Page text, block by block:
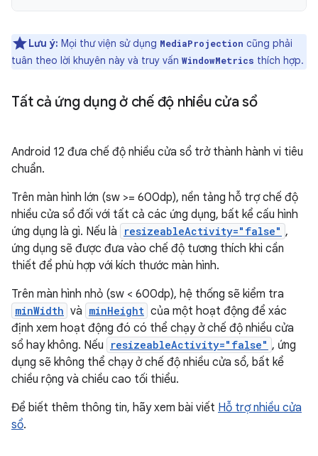
Lưu ý: Mọi thư viện sử dụng MediaProjection cũng phải
tuân theo lời khuyên này và truy vấn WindowMetrics thích hợp.
Tất cả ứng dụng ở chế độ nhiều cửa sổ
Android 12 đưa chế độ nhiều cửa sổ trở thành hành vi tiêu
chuẩn.
Trên màn hình lớn (sw >= 600dp), nền tảng hỗ trợ chế độ
nhiều cửa sổ đối với tất cả các ứng dụng, bất kể cấu hình
ứng dụng là gì. Nếu là
resizeableActivity="false" ,
ứng dụng sẽ được đưa vào chế độ tương thích khi cần
thiết để phù hợp với kích thước màn hình.
Trên màn hình nhỏ (sw < 600dp), hệ thống sẽ kiểm tra
minWidth và minHeight của một hoạt động để xác
định xem hoạt động đó có thể chạy ở chế độ nhiều cửa
sổ hay không. Nếu
resizeableActivity="false" , ứng
dụng sẽ không thể chạy ở chế độ nhiều cửa sổ, bất kể
chiều rộng và chiều cao tối thiểu.
Để biết thêm thông tin, hãy xem bài viết Hỗ trợ nhiều cửa
sổ.